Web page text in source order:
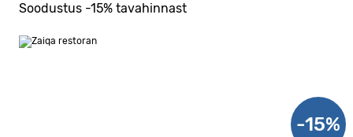
Soodustus -15% tavahinnast
-15%